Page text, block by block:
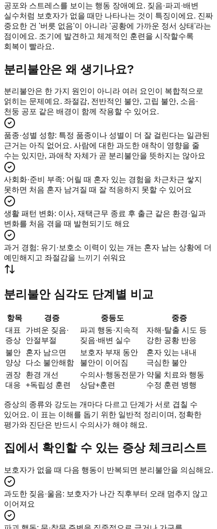
공포와 스트레스를 보이는 행동 장애예요. 짖음·파괴·배변
실수처럼 보호자가 없을 때만 나타나는 것이 특징이에요. 진짜
중요한 건 '버릇 없음'이 아니라 '공황에 가까운 정서 상태'라는
점이에요. 조기에 발견하고 체계적인 훈련을 시작할수록
회복이 빨라요.
분리불안은 왜 생기나요?
분리불안은 한 가지 원인이 아니라 여러 요인이 복합적으로
얽히는 문제예요. 좌절감, 전반적인 불안, 고립 불안, 소음·
천둥 공포 같은 배경이 함께 작용할 수 있어요.
품종·성별 성향: 특정 품종이나 성별이 더 잘 걸린다는 일관된
근거는 아직 없어요. 사람에 대한 과도한 애착이 영향을 줄
수는 있지만, 과애착 자체가 곧 분리불안을 뜻하지는 않아요
사회화·준비 부족: 어릴 때 혼자 있는 경험을 차근차근 쌓지
못하면 처음 혼자 남겨질 때 잘 적응하지 못할 수 있어요
생활 패턴 변화: 이사, 재택근무 종료 후 출근 같은 환경·일과
변화를 처음 겪을 때 발현되기도 해요
과거 경험: 유기·보호소 이력이 있는 개는 혼자 남는 상황에 더
예민해지고 좌절감을 느끼기 쉬워요
분리불안 심각도 단계별 비교
항목 경증 중등도
중증
대표
증상
가벼운 짖음·
안절부절
파괴 행동·지속적
짖음·배변 실수
자해·탈출 시도 등
강한 공황 반응
불안
양상
혼자 남으면
다소 불안해함
보호자 부재 동안
불안이 이어짐
혼자 있는 내내
극심한 불안
권장
대응
환경 개선
+독립성 훈련
수의사·행동전문가
상담+훈련
약물 치료와 행동
수정 훈련 병행
증상의 종류와 강도는 개마다 다르고 단계가 서로 겹칠 수
있어요. 이 표는 이해를 돕기 위한 일반적 정리이며, 정확한
평가와 진단은 반드시 수의사가 해야 해요.
집에서 확인할 수 있는 증상 체크리스트
보호자가 없을 때 다음 행동이 반복되면 분리불안을 의심해요.
과도한 짖음·울음: 보호자가 나간 직후부터 오래 멈추지 않고
이어져요